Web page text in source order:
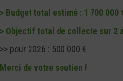
> Budget total estimé : 1 700 000
> Objectif total de collecte sur 2
>> pour 2026 : 500 000 €
Merci de votre soutien !